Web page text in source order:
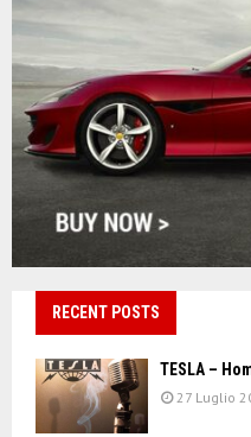
RECENT POSTS
TESLA –
27 Luglio